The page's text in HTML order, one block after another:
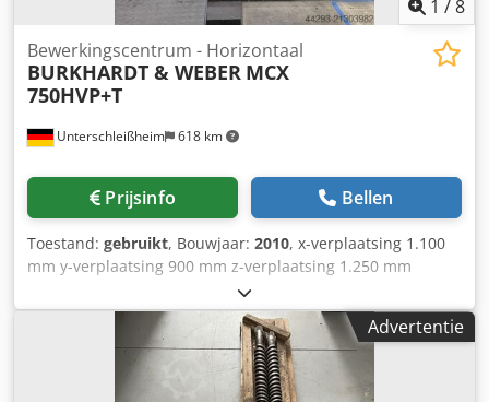
Specification Taper Size BT 50 Dwodpfozg Il Eex Aatja
1 /8
Unterschleißheim 618 km
Bewerkingscentrum - Horizontaal
BURKHARDT & WEBER MCX
750HVP+T
Prijsinfo Bellen
Toestand: gebruikt, Bouwjaar: 2010, x-verplaatsing 1.100
mm y-verplaatsing 900 mm z-verplaatsing 1.250 mm
Besturing SIN 840 D Spiltoerental overbrengingsbereik 1:
20 - 1.333 omw/min toerental overbrengingsbereik 2: 1.333
- 8.000 omw/min Aandrijfsvermogen bij 40% / 100%
inschakelduur: 50 / 37 kW Gereedschaphouder SK50 B-as
360 x 0,001° Tafelsnelheid traploos 1 - 500 omw/min
Advertentie